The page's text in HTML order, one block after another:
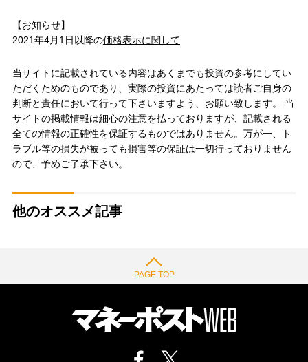
【お知らせ】
2021年4月1日以降の価格表示に関して
当サイトに記載されている内容はあくまでも投資の参考にしてい
ただくためのものであり、実際の投資にあたっては読者ご自身の
判断と責任において行って下さいますよう、お願い致します。 当
サイトの掲載情報は細心の注意を払っておりますが、記載される
全ての情報の正確性を保証するものではありません。万が一、ト
ラブル等の損失が被っても損害等の保証は一切行っておりません
ので、予めご了承下さい。
他のオススメ記事
PAGE TOP